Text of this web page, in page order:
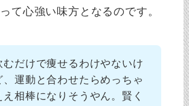
て心強い味方となるのです。
むだけで痩せるわけやないけ
、運動と合わせたらめっちゃ
え相棒になりそうやん。賢く